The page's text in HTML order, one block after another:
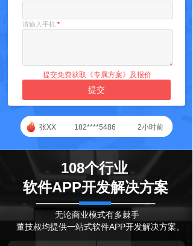
请输入手机 *
提交
提交免费获取《专属方案》及报价
张XX 182****5486 2小时前
108个行业
软件APP开发解决方案
无论商业模式有多棘手
董技叔均提供一站式软件APP开发解决方案。